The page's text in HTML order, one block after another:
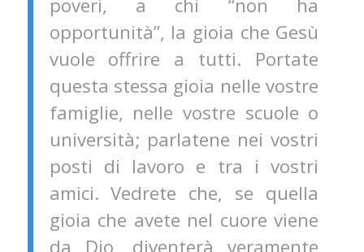
poveri, a chi “non ha
opportunità”, la gioia che Gesù
vuole offrire a tutti. Portate
questa stessa gioia nelle vostre
famiglie, nelle vostre scuole o
università; parlatene nei vostri
posti di lavoro e tra i vostri
amici. Vedrete che, se quella
gioia che avete nel cuore viene
da Dio, diventerà veramente